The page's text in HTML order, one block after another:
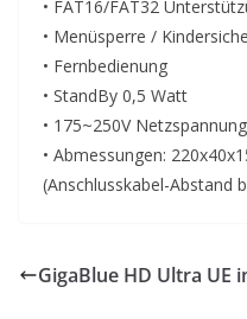
• FAT16/FAT32
• Menüsperre /
• Fernbedienung
• StandBy 0,5 Watt
• 175~250V
• Abmessungen:
(Anschlusskabel-Abstand
GigaBlue HD Ultra UE